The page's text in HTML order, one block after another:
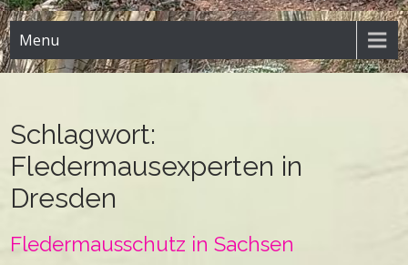
Menu
Schlagwort:
Fledermausexperten in
Dresden
Fledermausschutz in Sachsen